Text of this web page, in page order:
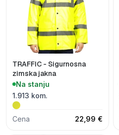
TRAFFIC - Sigurnosna
zimska jakna
Na stanju
1.913 kom.
Cena 22,99 €